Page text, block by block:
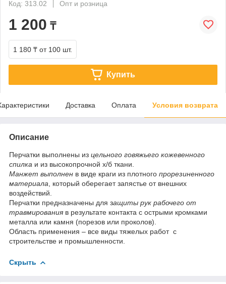
Код: 313.02
Опт и розница
1 200 ₸
1 180 ₸ от 100 шт.
Купить
Доставка Оплата Условия возврата
Описание
Перчатки выполнены из цельного говяжьего кожевенного
спилка и из высокопрочной х/б ткани.
Манжет выполнен в виде краги из плотного прорезиненного
материала , который оберегает запястье от внешних
воздействий.
Перчатки предназначены для защиты рук рабочего от
травмирования в результате контакта с острыми кромками
металла или камня (порезов или проколов).
Область применения – все виды тяжелых работ с
строительстве и промышленности.
Скрыть